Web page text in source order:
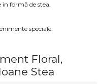
formă de stea.
speciale.
Floral,
Stea